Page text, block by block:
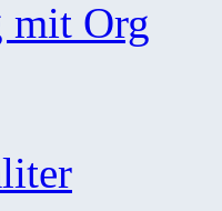
mit Org